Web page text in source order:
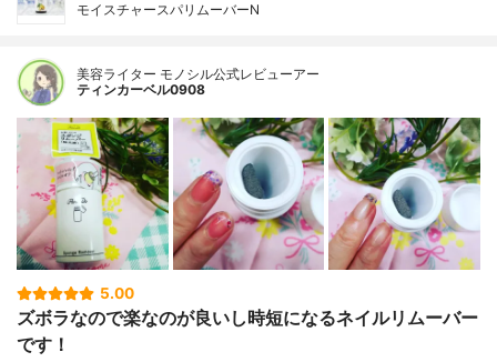
モイスチャースパリムーバーN
美容ライター モノシル公式レビューアー
ティンカーベル0908
5.00
ズボラなので楽なのが良いし時短になるネイルリムーバー
です！